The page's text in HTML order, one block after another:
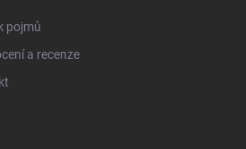
pojmů
a recenze